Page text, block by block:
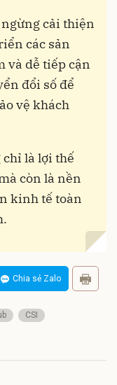
cải thiện
các sản
và dễ tiếp cận
đổi số để
vệ khách
là lợi thế
còn là nền
kinh tế toàn
Chia sẻ Zalo
CSI